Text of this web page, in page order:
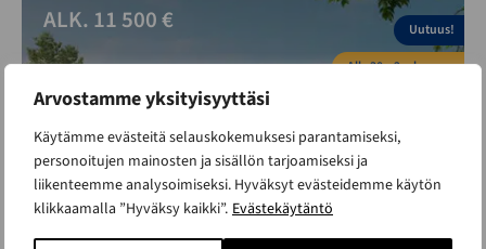
Arvostamme yksityisyyttäsi
Käytämme evästeitä selauskokemuksesi parantamiseksi,
personoitujen mainosten ja sisällön tarjoamiseksi ja
liikenteemme analysoimiseksi. Hyväksyt evästeidemme käytön
klikkaamalla ”Hyväksy kaikki”. Evästekäytäntö
ALK. 11 500 €
Uutuus!
Alle 30m2 rakennus